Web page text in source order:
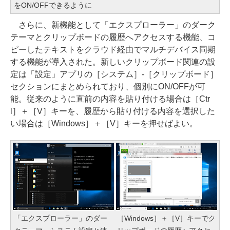
をON/OFFできるように
さらに、新機能として「エクスプローラー」のダーク
テーマとクリップボードの履歴へアクセスする機能、コ
ピーしたテキストをクラウド経由でマルチデバイス同期
する機能が導入された。新しいクリップボード関連の設
定は「設定」アプリの［システム］-［クリップボード］
セクションにまとめられており、個別にON/OFFが可
能。従来のように直前の内容を貼り付ける場合は［Ctr
l］＋［V］キーを、履歴から貼り付ける内容を選択した
い場合は［Windows］＋［V］キーを押せばよい。
「エクスプローラー」のダー
［Windows］＋［V］キーでク